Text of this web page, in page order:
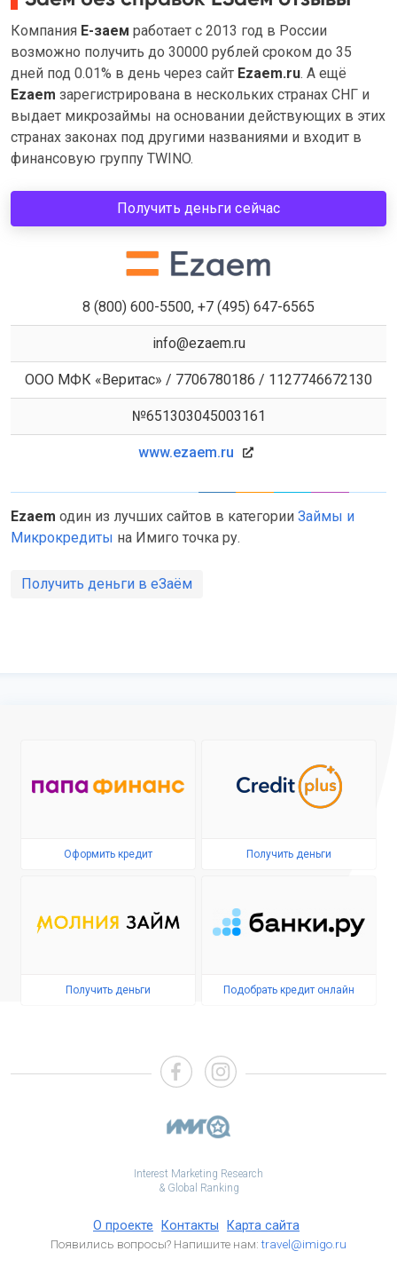
Компания Е-заем работает с 2013 год в России
возможно получить до 30000 рублей сроком до 35
дней под 0.01% в день через сайт Ezaem.ru. А ещё
Ezaem зарегистрирована в нескольких странах СНГ и
выдает микрозаймы на основании действующих в этих
странах законах под другими названиями и входит в
финансовую группу TWINO.
Получить деньги сейчас
8 (800) 600-5500, +7 (495) 647-6565
info@ezaem.ru
ООО МФК «Веритас» / 7706780186 / 1127746672130
№651303045003161
www.ezaem.ru
Ezaem один из лучших сайтов в категории Займы и
Микрокредиты на Имиго точка ру.
Получить деньги в еЗаём
Оформить кредит Получить деньги
Получить деньги Подобрать кредит онлайн
Interest Marketing Research
& Global Ranking
О проекте Контакты Карта сайта
Появились вопросы? Напишите нам:travel@imigo.ru